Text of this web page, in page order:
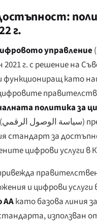
г.
управление(
2021 г. с решение на
като
политика за
(سياسة الوصول الرقمي)
стандарт за
цифрови услуги в
и цифрови
AAкато базова линия
използван